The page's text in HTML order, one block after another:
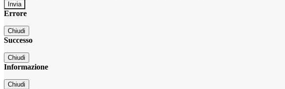
Errore
Chiudi
Successo
Chiudi
Informazione
Chiudi